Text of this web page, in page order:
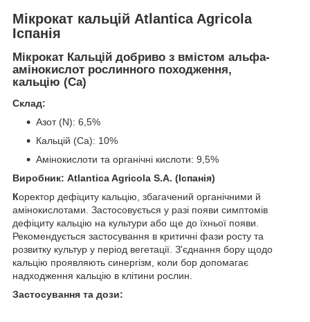
Мікрокат кальцій Atlantica Agricola
Іспанія
Мікрокат Кальцій добриво з вмістом альфа-
амінокислот рослинного походження,
кальцію (Ca)
Склад:
Азот (N): 6,5%
Кальцій (Ca): 10%
Амінокислоти та органічні кислоти: 9,5%
Виробник: Atlantica Agricola S.A. (Іспанія)
Коректор дефіциту кальцію, збагачений органічними й
амінокислотами. Застосовується у разі появи симптомів
дефіциту кальцію на культури або ще до їхньої появи.
Рекомендується застосування в критичні фази росту та
розвитку культур у період вегетації. З'єднання бору щодо
кальцію проявляють синергізм, коли бор допомагає
надходження кальцію в клітини рослин.
Застосування та дози: